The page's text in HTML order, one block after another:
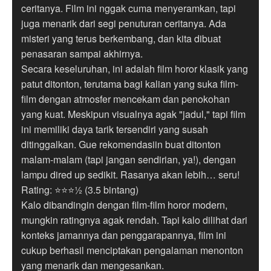
ceritanya. Film ini nggak cuma menyeramkan, tapi
juga menarik dari segi penuturan ceritanya. Ada
misteri yang terus berkembang, dan kita dibuat
penasaran sampai akhirnya.
Secara keseluruhan, ini adalah film horor klasik yang
patut ditonton, terutama bagi kalian yang suka film-
film dengan atmosfer mencekam dan penokohan
yang kuat. Meskipun visualnya agak "jadul," tapi film
ini memiliki daya tarik tersendiri yang susah
ditinggalkan. Gue rekomendasiin buat ditonton
malam-malam (tapi jangan sendirian, ya!), dengan
lampu dired up sedikit. Rasanya akan lebih… seru!
Rating: ⭐⭐⭐½ (3.5 bintang)
Kalo dibandingin dengan film-film horor modern,
mungkin ratingnya agak rendah. Tapi kalo dilihat dari
konteks jamannya dan penggarapannya, film ini
cukup berhasil menciptakan pengalaman menonton
yang menarik dan mengesankan.